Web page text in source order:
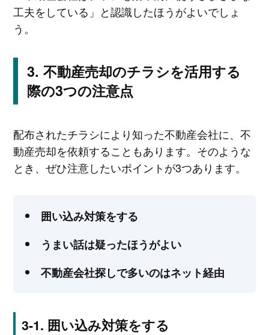
工夫をしている」と認識したほうがよいでしょ
う。
不動産売却のチラシを活用する
際の3つの注意点
配布されたチラシにより知った不動産会社に、不
動産売却を依頼することもあります。そのような
とき、ぜひ注意したいポイントが3つあります。
囲い込み対策をする
うまい話は疑ったほうがよい
不動産会社探しで多いのはネット経由
囲い込み対策をする